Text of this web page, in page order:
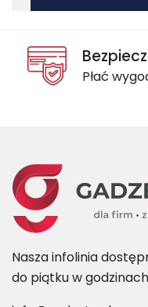
Płać
Nasza infolinia
do piątku w